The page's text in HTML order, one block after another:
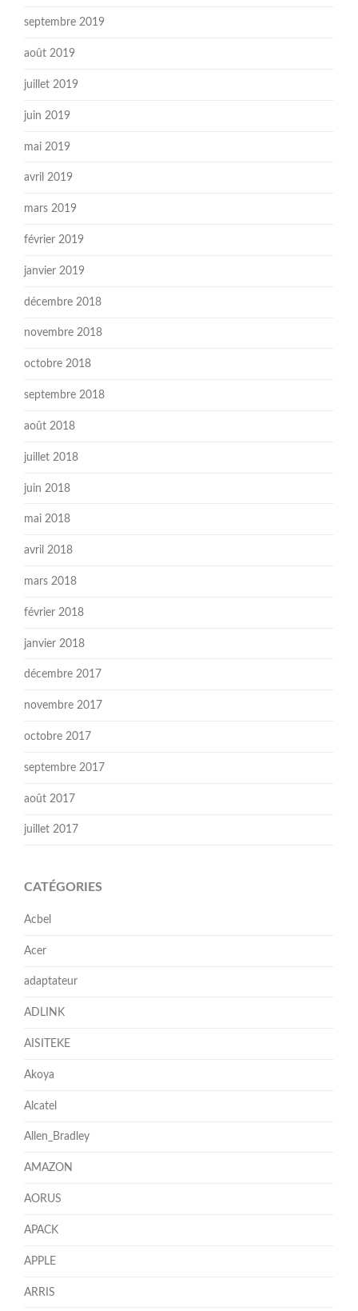
septembre 2019
août 2019
juillet 2019
juin 2019
mai 2019
avril 2019
mars 2019
février 2019
janvier 2019
décembre 2018
novembre 2018
octobre 2018
septembre 2018
août 2018
juillet 2018
juin 2018
mai 2018
avril 2018
mars 2018
février 2018
janvier 2018
décembre 2017
novembre 2017
octobre 2017
septembre 2017
août 2017
juillet 2017
CATÉGORIES
Acbel
Acer
adaptateur
ADLINK
AISITEKE
Akoya
Alcatel
Allen_Bradley
AMAZON
AORUS
APACK
APPLE
ARRIS